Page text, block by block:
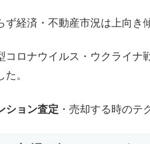
経済・不動産市況は上向き
コロナウイルス・ウクライ
。
ション査定 ・売却する時のテ